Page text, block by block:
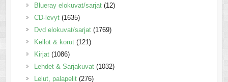
Blueray elokuvat/sarjat (12)
CD-levyt (1635)
Dvd elokuvat/sarjat (1769)
Kellot & korut (121)
Kirjat (1086)
Lehdet & Sarjakuvat (1032)
Lelut, palapelit (276)